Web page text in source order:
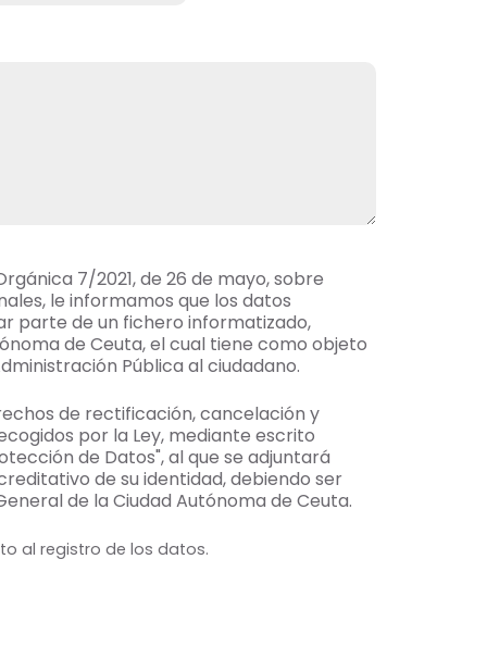
7/2021, de 26 de mayo, sobre
le informamos que los datos
parte de un fichero informatizado,
de Ceuta, el cual tiene como objeto
Pública al ciudadano.
de rectificación, cancelación y
por la Ley, mediante escrito
de Datos", al que se adjuntará
de su identidad, debiendo ser
de la Ciudad Autónoma de Ceuta.
al registro de los datos.